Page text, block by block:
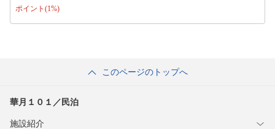
ポイント(1%)
このページのトップへ
華月１０１／民泊
施設紹介